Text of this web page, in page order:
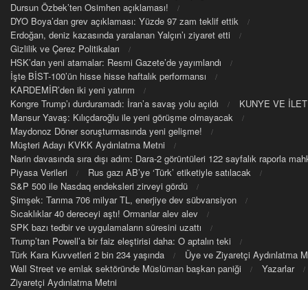
Dursun Özbek’ten Osimhen açıklaması!
DYO Boya’dan grev açıklaması: Yüzde 97 zam teklif ettik
Erdoğan, deniz kazasında yaralanan Yalçın’ı ziyaret etti
Gizlilik ve Çerez Politikaları
HSK’dan yeni atamalar: Resmi Gazete’de yayımlandı
İşte BİST-100’ün hisse hisse haftalık performansı
KARDEMİR’den iki yeni yatırım
Kongre Trump’ı durduramadı: İran’a savaş yolu açıldı
KUNYE VE
Mansur Yavaş: Kılıçdaroğlu ile yeni görüşme olmayacak
Maydonoz Döner soruşturmasında yeni gelişme!
Müşteri Adayı KVKK Aydınlatma Metni
Narin davasında sıra dışı adım: Dara-2 görüntüleri 122 sayfalık raporla
Piyasa Verileri
Rus gazı AB’ye ‘Türk’ etiketiyle satılacak
S&P 500 ile Nasdaq endeksleri zirveyi gördü
Şimşek: Tarıma 706 milyar TL, enerjiye dev sübvansiyon
Sıcaklıklar 40 dereceyi aştı! Ormanlar alev alev
SPK bazı tedbir ve uygulamaların süresini uzattı
Trump’tan Powell’a bir faiz eleştirisi daha: O aptalın teki
Türk Kara Kuvvetleri 2 bin 234 yaşında
Üye ve Ziyaretçi Aydınlatma
Wall Street ve emlak sektöründe Müslüman başkan paniği
Yazarlar
Ziyaretçi Aydınlatma Metni